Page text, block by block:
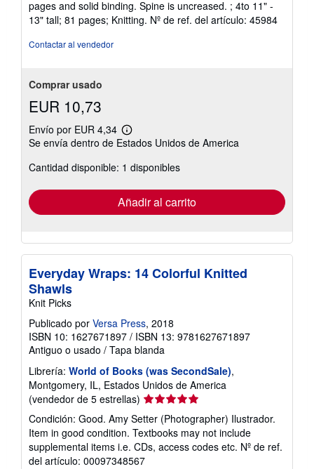
de
5
pages and solid binding. Spine is uncreased. ; 4to 11" -
13" tall; 81 pages; Knitting. Nº de ref. del artículo: 45984
Contactar al vendedor
Comprar usado
EUR 10,73
Envío por EUR 4,34
Más
información
las
tarifas
envío
Se envía dentro de Estados Unidos de America
Cantidad disponible: 1 disponibles
Añadir al carrito
Everyday Wraps: 14 Colorful Knitted
Shawls
Knit Picks
Publicado por Versa Press, 2018
ISBN 10: 1627671897 / ISBN 13: 9781627671897
Antiguo o usado / Tapa blanda
Librería: World of Books (was SecondSale),
Montgomery, IL, Estados Unidos de America
(vendedor de 5 estrellas) Calificación
del
vendedor:
5
de
Condición: Good. Amy Setter (Photographer) Ilustrador.
Item in good condition. Textbooks may not include
supplemental items i.e. CDs, access codes etc. Nº de ref.
del artículo: 00097348567